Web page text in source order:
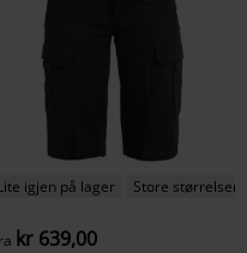
igjen på lager Store størrelser
kr 639,00